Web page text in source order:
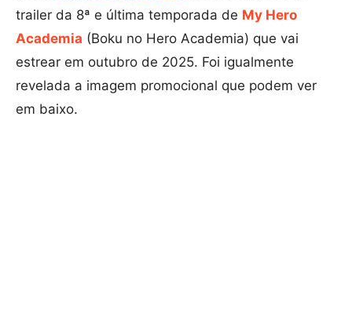
trailer da 8ª e última temporada de My Hero
Academia (Boku no Hero Academia) que vai
estrear em outubro de 2025. Foi igualmente
revelada a imagem promocional que podem ver
em baixo.